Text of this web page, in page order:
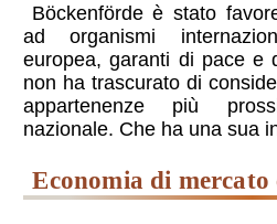
Böckenförde è stato
ad organismi
europea, garanti di pace e
non ha trascurato di
appartenenze più
nazionale. Che ha una sua
economia di